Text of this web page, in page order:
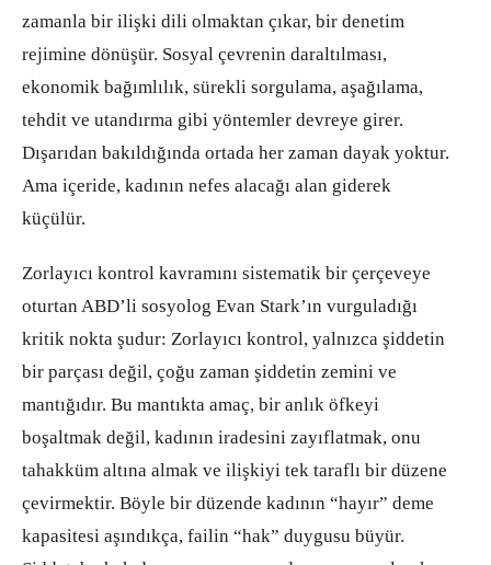
zamanla bir ilişki dili olmaktan çıkar, bir denetim
rejimine dönüşür. Sosyal çevrenin daraltılması,
ekonomik bağımlılık, sürekli sorgulama, aşağılama,
tehdit ve utandırma gibi yöntemler devreye girer.
Dışarıdan bakıldığında ortada her zaman dayak yoktur.
Ama içeride, kadının nefes alacağı alan giderek
küçülür.
Zorlayıcı kontrol kavramını sistematik bir çerçeveye
oturtan ABD’li sosyolog Evan Stark’ın vurguladığı
kritik nokta şudur: Zorlayıcı kontrol, yalnızca şiddetin
bir parçası değil, çoğu zaman şiddetin zemini ve
mantığıdır. Bu mantıkta amaç, bir anlık öfkeyi
boşaltmak değil, kadının iradesini zayıflatmak, onu
tahakküm altına almak ve ilişkiyi tek taraflı bir düzene
çevirmektir. Böyle bir düzende kadının “hayır” deme
kapasitesi aşındıkça, failin “hak” duygusu büyür.